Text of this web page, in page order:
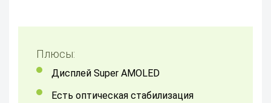
Плюсы:
Дисплей Super AMOLED
Есть оптическая стабилизация